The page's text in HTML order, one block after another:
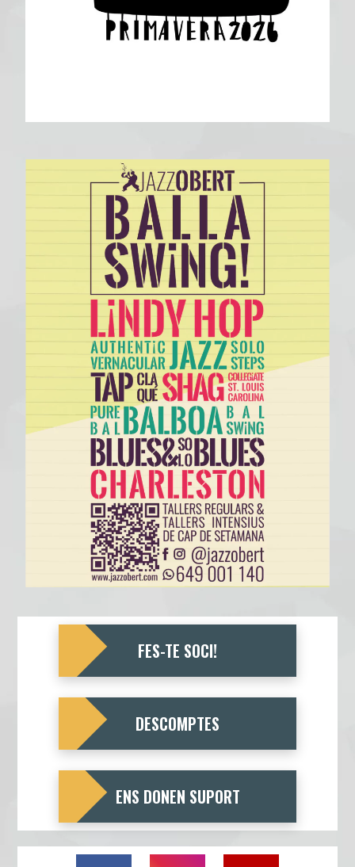
FES-TE SOCI!
DESCOMPTES
ENS DONEN SUPORT